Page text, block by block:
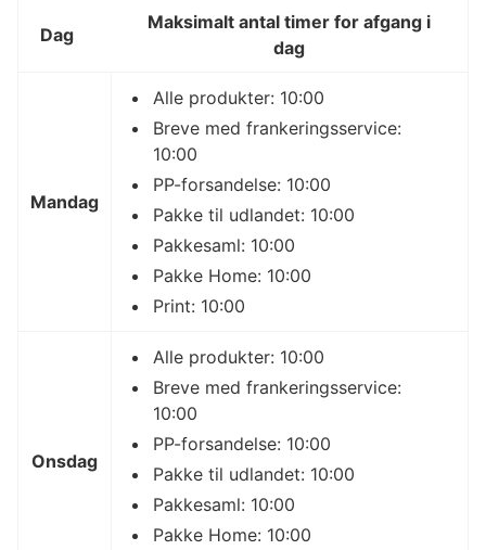
Dag
Maksimalt antal timer for afgang i
dag
Mandag
Alle produkter: 10:00
Breve med frankeringsservice:
10:00
PP-forsandelse: 10:00
Pakke til udlandet: 10:00
Pakkesaml: 10:00
Pakke Home: 10:00
Print: 10:00
Onsdag
Alle produkter: 10:00
Breve med frankeringsservice:
10:00
PP-forsandelse: 10:00
Pakke til udlandet: 10:00
Pakkesaml: 10:00
Pakke Home: 10:00